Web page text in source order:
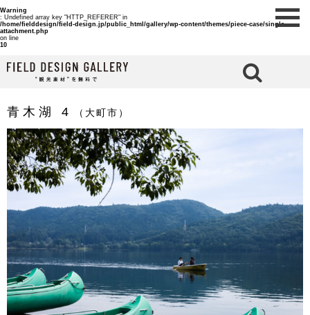
Warning
: Undefined array key "HTTP_REFERER" in
/home/fielddesign/field-design.jp/public_html/gallery/wp-content/themes/piece-case/single-
attachment.php
on line
10
青木湖 4 （大町市）